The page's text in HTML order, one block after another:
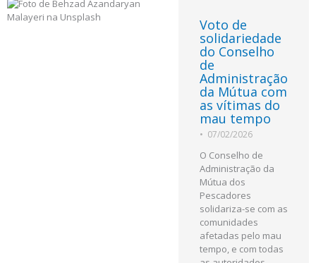
Voto de
solidariedade
do Conselho
de
Administração
da Mútua com
as vítimas do
mau tempo
• 07/02/2026
O Conselho de
Administração da
Mútua dos
Pescadores
solidariza-se com as
comunidades
afetadas pelo mau
tempo, e com todas